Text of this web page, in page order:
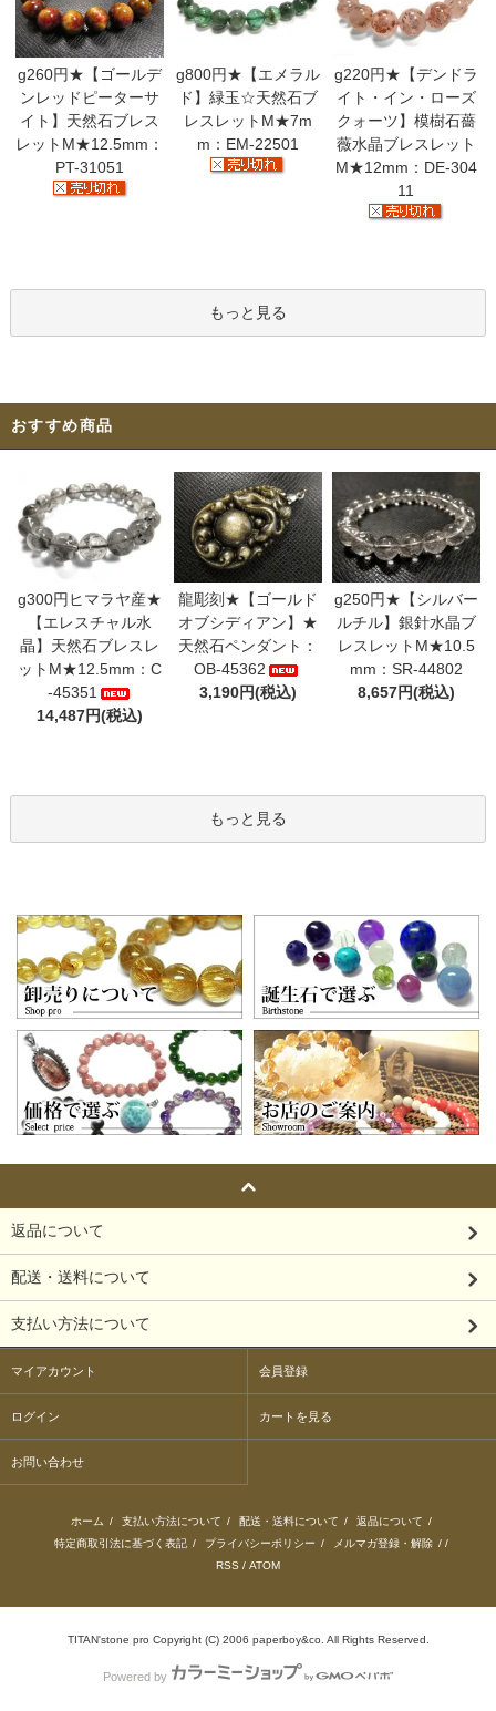
g260円★【ゴールデ
ンレッドピーターサ
イト】天然石ブレス
レットM★12.5mm：
PT-31051
g800円★【エメラル
ド】緑玉☆天然石ブ
レスレットM★7m
m：EM-22501
g220円★【デンドラ
イト・イン・ローズ
クォーツ】模樹石薔
薇水晶ブレスレット
M★12mm：DE-304
11
もっと見る
おすすめ商品
g300円ヒマラヤ産★
【エレスチャル水
晶】天然石ブレスレ
ットM★12.5mm：C
-45351
14,487円(税込)
龍彫刻★【ゴールド
オブシディアン】★
天然石ペンダント：
OB-45362
3,190円(税込)
g250円★【シルバー
ルチル】銀針水晶ブ
レスレットM★10.5
mm：SR-44802
8,657円(税込)
もっと見る
返品について
配送・送料について
支払い方法について
マイアカウント 会員登録
ログイン カートを見る
お問い合わせ
ホーム / 支払い方法について / 配送・送料について / 返品について /
特定商取引法に基づく表記 / プライバシーポリシー / メルマガ登録・解除 / /
RSS / ATOM
TITAN'stone pro Copyright (C) 2006 paperboy&co. All Rights Reserved.
Powered by